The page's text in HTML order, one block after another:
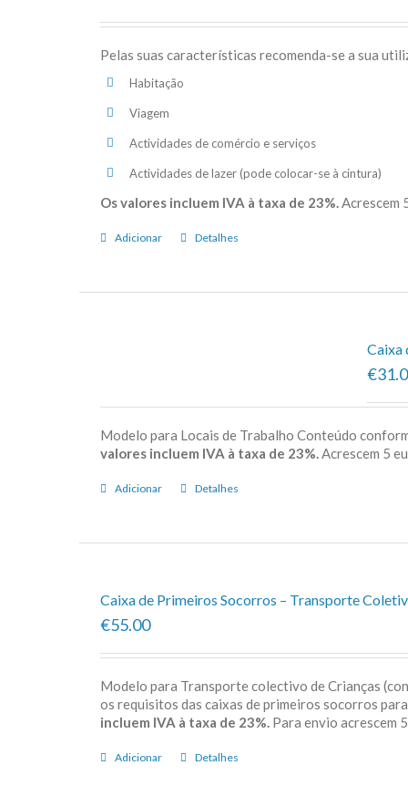
Pelas suas características recomenda-se a sua
Habitação
Viagem
Actividades de comércio e serviços
Actividades de lazer (pode colocar-se à cintura)
Os valores incluem IVA à taxa de 23%. Acrescem
Adicionar Detalhes
Caixa
Modelo para Locais de Trabalho Conteúdo
valores incluem IVA à taxa de 23%. Acrescem 5
Adicionar Detalhes
Caixa de Primeiros Socorros – Transporte
€55.00
Modelo para Transporte colectivo de Crianças
os requisitos das caixas de primeiros socorros
incluem IVA à taxa de 23%. Para envio
Adicionar Detalhes